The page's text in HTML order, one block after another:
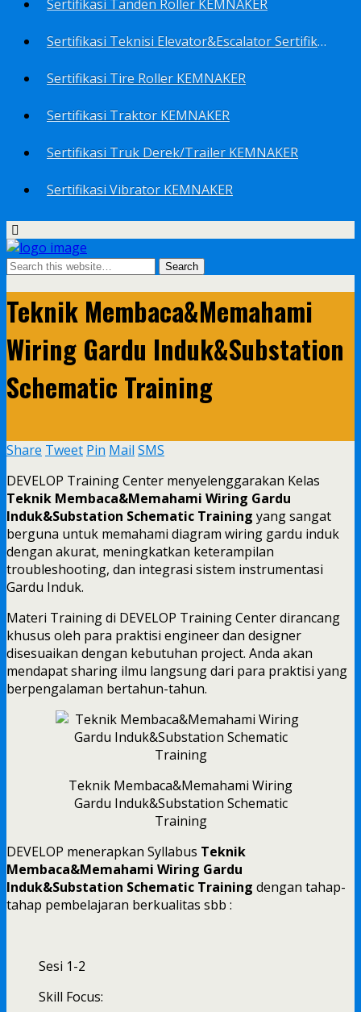
Sertifikasi Tanden Roller KEMNAKER
Sertifikasi Teknisi Elevator&Escalator Sertifikat Kemenaker KEMNAKER
Sertifikasi Tire Roller KEMNAKER
Sertifikasi Traktor KEMNAKER
Sertifikasi Truk Derek/Trailer KEMNAKER
Sertifikasi Vibrator KEMNAKER
Teknik Membaca&Memahami
Wiring Gardu Induk&Substation
Schematic Training
Share Tweet Pin Mail SMS
DEVELOP Training Center menyelenggarakan Kelas
Teknik Membaca&Memahami Wiring Gardu
Induk&Substation Schematic Training yang sangat
berguna untuk memahami diagram wiring gardu induk
dengan akurat, meningkatkan keterampilan
troubleshooting, dan integrasi sistem instrumentasi
Gardu Induk.
Materi Training di DEVELOP Training Center dirancang
khusus oleh para praktisi engineer dan designer
disesuaikan dengan kebutuhan project. Anda akan
mendapat sharing ilmu langsung dari para praktisi yang
berpengalaman bertahun-tahun.
Teknik Membaca&Memahami Wiring
Gardu Induk&Substation Schematic
Training
DEVELOP menerapkan Syllabus Teknik
Membaca&Memahami Wiring Gardu
Induk&Substation Schematic Training dengan tahap-
tahap pembelajaran berkualitas sbb :
Sesi 1-2
Skill Focus: